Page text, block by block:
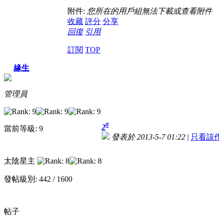
附件: 您所在的用戶組無法下載或查看附件
收藏 評分 分享
回復 引用
訂閱 TOP
緣生
管理員
當前等級: 9
太陰星主
發帖級別: 442 / 1600
帖子
2#
發表於 2013-5-7 01:22 | 只看該